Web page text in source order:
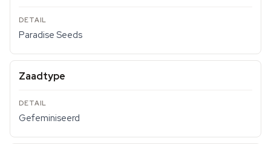
Paradise Seeds
Zaadtype
Gefeminiseerd